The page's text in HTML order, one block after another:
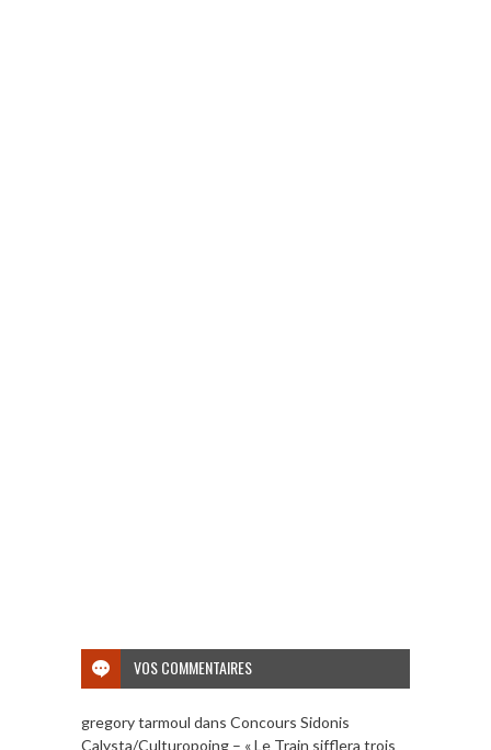
VOS COMMENTAIRES
gregory tarmoul dans Concours Sidonis
Calysta/Culturopoing – « Le Train sifflera trois